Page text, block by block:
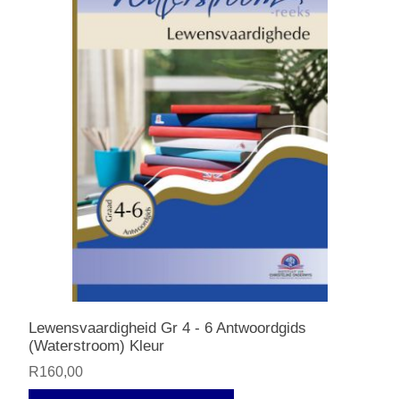
Lewensvaardigheid Gr 4 - 6 Antwoordgids
(Waterstroom) Kleur
R160,00